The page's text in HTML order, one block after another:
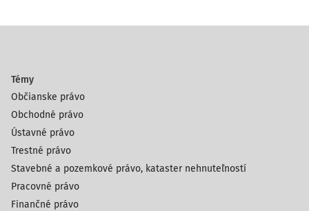
Témy
Občianske právo
Obchodné právo
Ústavné právo
Trestné právo
Stavebné a pozemkové právo, kataster nehnuteľností
Pracovné právo
Finančné právo